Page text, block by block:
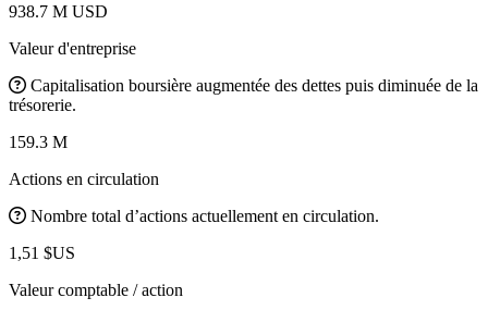
938.7 M USD
Valeur d'entreprise
Capitalisation boursière augmentée des dettes puis diminuée de la
trésorerie.
159.3 M
Actions en circulation
Nombre total d’actions actuellement en circulation.
1,51 $US
Valeur comptable / action